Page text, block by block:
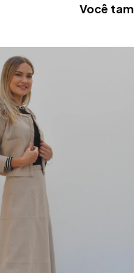
Você